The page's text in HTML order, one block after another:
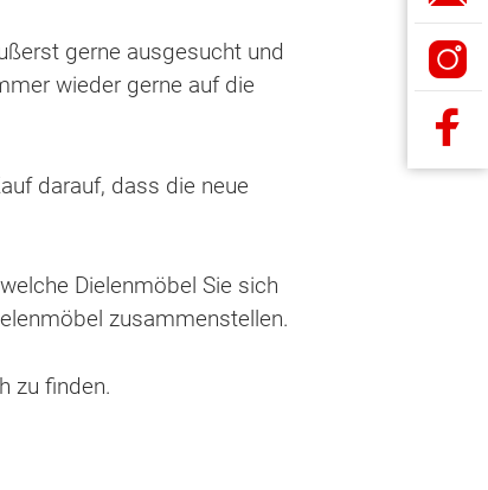
gerne ausgesucht und
wieder gerne auf die
darauf, dass die neue
Dielenmöbel Sie sich
zusammenstellen.
zu finden.